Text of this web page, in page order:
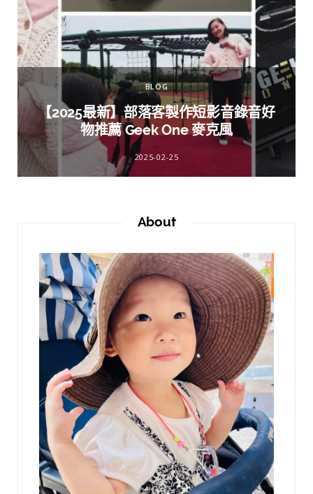
BLOG
【2025最新】部落客製作短影音錄音好
物推薦 Geek One 麥克風
2025-02-25
About